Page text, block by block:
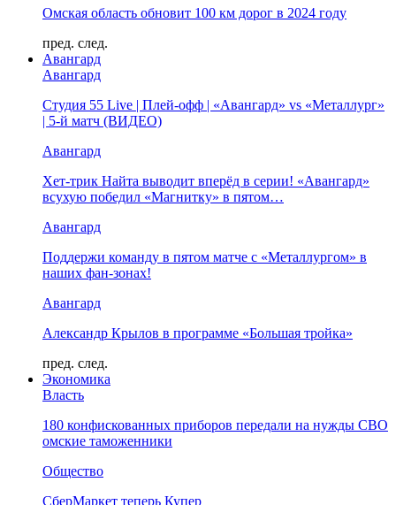
Омская область обновит 100 км дорог в 2024 году
пред. след.
Авангард
Авангард
Студия 55 Live | Плей-офф | «Авангард» vs «Металлург»
| 5-й матч (ВИДЕО)
Авангард
Хет-трик Найта выводит вперёд в серии! «Авангард»
всухую победил «Магнитку» в пятом…
Авангард
Поддержи команду в пятом матче с «Металлургом» в
наших фан-зонах!
Авангард
Александр Крылов в программе «Большая тройка»
пред. след.
Экономика
Власть
180 конфискованных приборов передали на нужды СВО
омские таможенники
Общество
СберМаркет теперь Купер